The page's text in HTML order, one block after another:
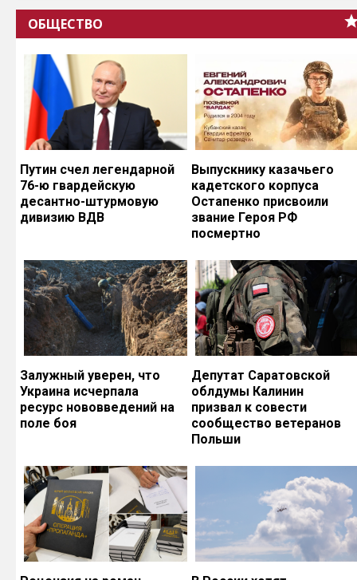
ОБЩЕСТВО
Путин счел легендарной
76-ю гвардейскую
десантно-штурмовую
дивизию ВДВ
Выпускнику казачьего
кадетского корпуса
Остапенко присвоили
звание Героя РФ
посмертно
Залужный уверен, что
Украина исчерпала
ресурс нововведений на
поле боя
Депутат Саратовской
облдумы Калинин
призвал к совести
сообщество ветеранов
Польши